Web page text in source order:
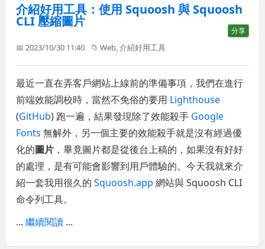
介紹好用工具：使用 Squoosh 與 Squoosh
CLI 壓縮圖片
分享
📅 2023/10/30 11:40 📁Web,介紹好用工具
最近一直在弄客戶網站上線前的準備事項，我們在進行
前端效能調校時，當然不免俗的要用 Lighthouse
(GitHub) 跑一遍，結果發現除了效能殺手 Google
Fonts 無解外，另一個主要的效能殺手就是沒有經過優
化的圖片 ，畢竟圖片都是從後台上稿的，如果沒有好好
的處理，是有可能會影響到用戶體驗的。今天我就來介
紹一套我用很久的Squoosh.app 網站與 Squoosh CLI
命令列工具。
...繼續閱讀 ...